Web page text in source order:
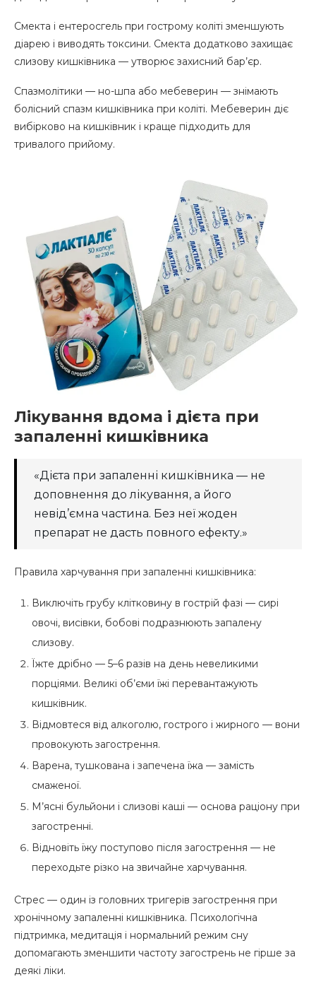
Смекта і ентеросгель при гострому коліті зменшують
діарею і виводять токсини. Смекта додатково захищає
слизову кишківника — утворює захисний бар’єр.
Спазмолітики — но-шпа або мебеверин — знімають
болісний спазм кишківника при коліті. Мебеверин діє
вибірково на кишківник і краще підходить для
тривалого прийому.
Лікування вдома і дієта при
запаленні кишківника
«Дієта при запаленні кишківника — не
доповнення до лікування, а його
невід’ємна частина. Без неї жоден
препарат не дасть повного ефекту.»
Правила харчування при запаленні кишківника:
Виключіть грубу клітковину в гострій фазі — сирі
овочі, висівки, бобові подразнюють запалену
слизову.
Їжте дрібно — 5–6 разів на день невеликими
порціями. Великі об’єми їжі перевантажують
кишківник.
Відмовтеся від алкоголю, гострого і жирного — вони
провокують загострення.
Варена, тушкована і запечена їжа — замість
смаженої.
М’ясні бульйони і слизові каші — основа раціону при
загостренні.
Відновіть їжу поступово після загострення — не
переходьте різко на звичайне харчування.
Стрес — один із головних тригерів загострення при
хронічному запаленні кишківника. Психологічна
підтримка, медитація і нормальний режим сну
допомагають зменшити частоту загострень не гірше за
деякі ліки.